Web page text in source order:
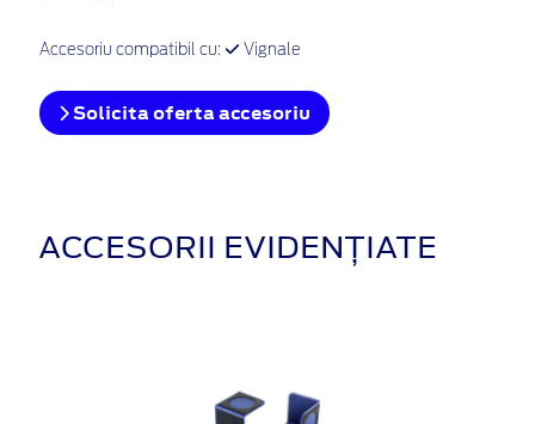
Accesoriu compatibil cu: Vignale
Solicita oferta accesoriu
ACCESORII EVIDENȚIATE